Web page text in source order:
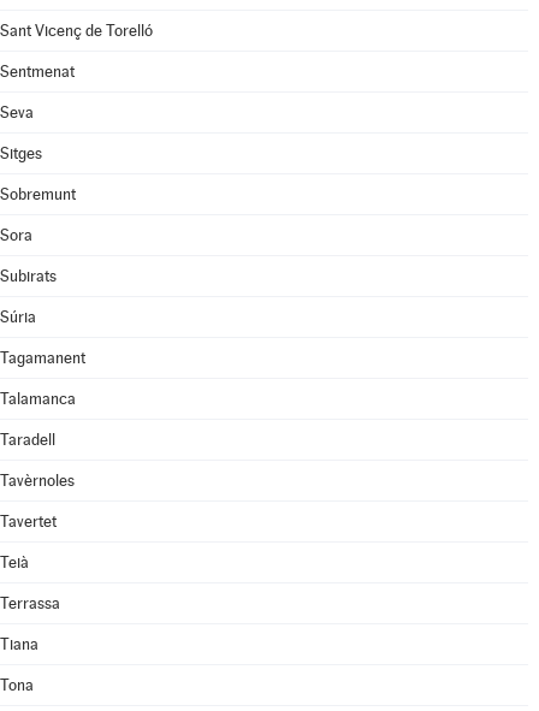
Sant Vicenç de Torelló
Sentmenat
Seva
Sitges
Sobremunt
Sora
Subirats
Súria
Tagamanent
Talamanca
Taradell
Tavèrnoles
Tavertet
Teià
Terrassa
Tiana
Tona